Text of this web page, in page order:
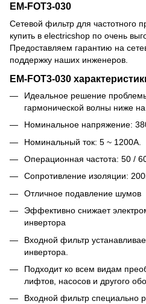
EM-FOT3-030
Сетевой фильтр для частотного
купить в electricshop по очень
Предоставляем гарантию на
поддержку наших инженеров.
EM-FOT3-030
Идеальное решение
гармонической волны ниже на
Номинальное напряжение:
Номинальный ток: 5 ~ 1200A.
Операционная частота: 50 /
Сопротивление изоляции:
Отличное подавление шумов
Эффективно снижает
инвертора
Входной фильтр
инвертора.
Подходит ко всем видам
лифтов, насосов и другого
Входной фильтр специально